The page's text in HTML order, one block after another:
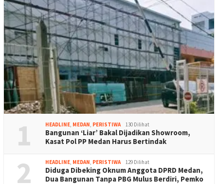
1 HEADLINE MEDAN PERISTIWA 130 Dilihat
Bangunan ‘Liar’ Bakal Dijadikan Showroom,
Kasat Pol PP Medan Harus Bertindak
2 HEADLINE MEDAN PERISTIWA 129 Dilihat
Diduga Dibeking Oknum Anggota DPRD Medan,
Dua Bangunan Tanpa PBG Mulus Berdiri, Pemko